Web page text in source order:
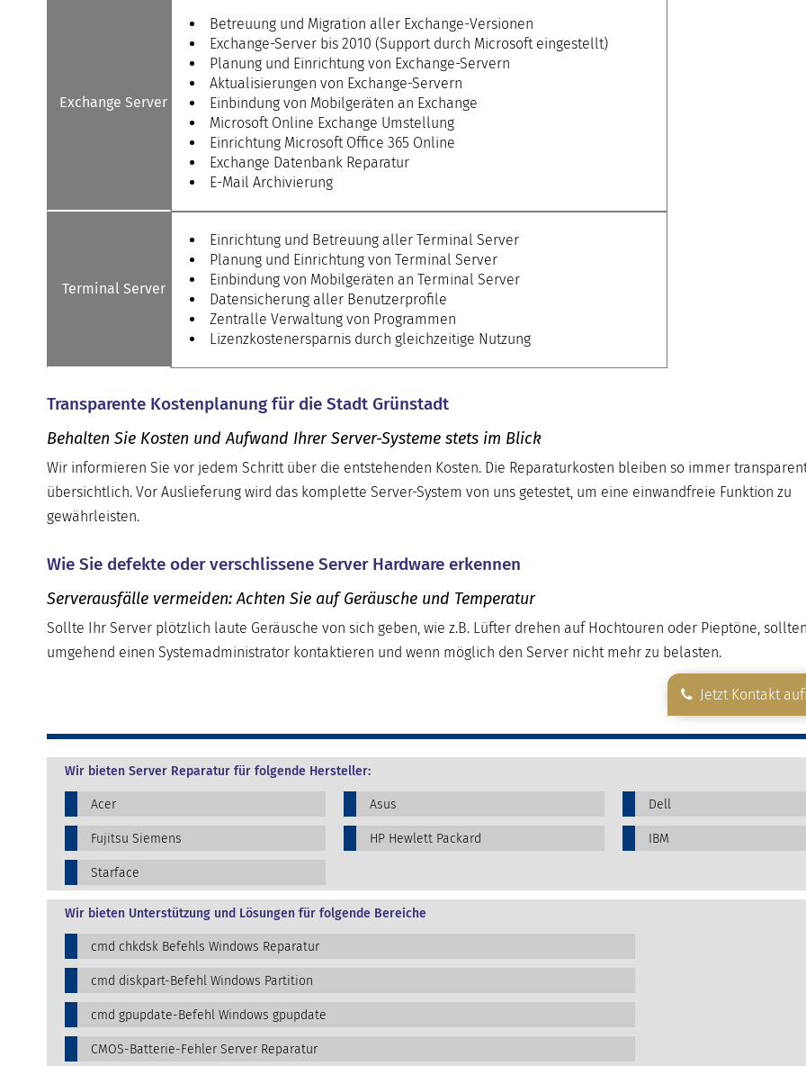
Exchange Server
Betreuung und Migration aller Exchange-Versionen
Exchange-Server bis 2010 (Support durch Microsoft eingestellt)
Planung und Einrichtung von Exchange-Servern
Aktualisierungen von Exchange-Servern
Einbindung von Mobilgeräten an Exchange
Microsoft Online Exchange Umstellung
Einrichtung Microsoft Office 365 Online
Exchange Datenbank Reparatur
E-Mail Archivierung
Terminal Server
Einrichtung und Betreuung aller Terminal Server
Planung und Einrichtung von Terminal Server
Einbindung von Mobilgeräten an Terminal Server
Datensicherung aller Benutzerprofile
Zentralle Verwaltung von Programmen
Lizenzkostenersparnis durch gleichzeitige Nutzung
Transparente Kostenplanung für die Stadt Grünstadt
Behalten Sie Kosten und Aufwand Ihrer Server-Systeme stets im Blick
Wir informieren Sie vor jedem Schritt über die entstehenden Kosten. Die Reparaturkosten bleiben so immer
übersichtlich. Vor Auslieferung wird das komplette Server-System von uns getestet, um eine einwandfreie Funktion zu
gewährleisten.
Wie Sie defekte oder verschlissene Server Hardware erkennen
Serverausfälle vermeiden: Achten Sie auf Geräusche und Temperatur
Sollte Ihr Server plötzlich laute Geräusche von sich geben, wie z.B. Lüfter drehen auf Hochtouren oder Pieptöne,
umgehend einen Systemadministrator kontaktieren und wenn möglich den Server nicht mehr zu belasten.
Jetzt Kontakt
Wir bieten Server Reparatur für folgende Hersteller:
Acer Asus Dell
Fujitsu Siemens HP Hewlett Packard IBM
Starface
Wir bieten Unterstützung und Lösungen für folgende Bereiche
cmd chkdsk Befehls Windows Reparatur
cmd diskpart-Befehl Windows Partition
cmd gpupdate-Befehl Windows gpupdate
CMOS-Batterie-Fehler Server Reparatur